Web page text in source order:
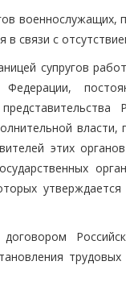
военнослужащих,
в связи с
супругов
Федерации,
власти,
этих